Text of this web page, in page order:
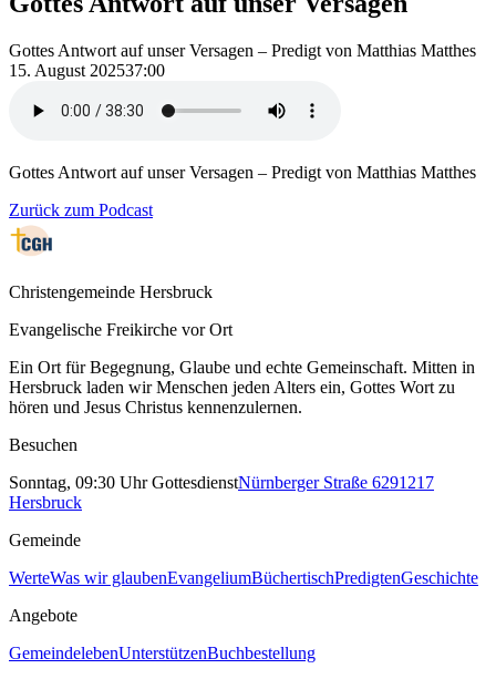
Gottes Antwort auf unser Versagen – Predigt von Matthias Matthes
15. August 202537:00
Gottes Antwort auf unser Versagen – Predigt von Matthias Matthes
Zurück zum Podcast
Christengemeinde Hersbruck
Evangelische Freikirche vor Ort
Ein Ort für Begegnung, Glaube und echte Gemeinschaft. Mitten in
Hersbruck laden wir Menschen jeden Alters ein, Gottes Wort zu
hören und Jesus Christus kennenzulernen.
Besuchen
Sonntag, 09:30 Uhr GottesdienstNürnberger Straße 6291217
Hersbruck
Gemeinde
WerteWas wir glaubenEvangeliumBüchertischPredigtenGeschichte
Angebote
GemeindelebenUnterstützenBuchbestellung